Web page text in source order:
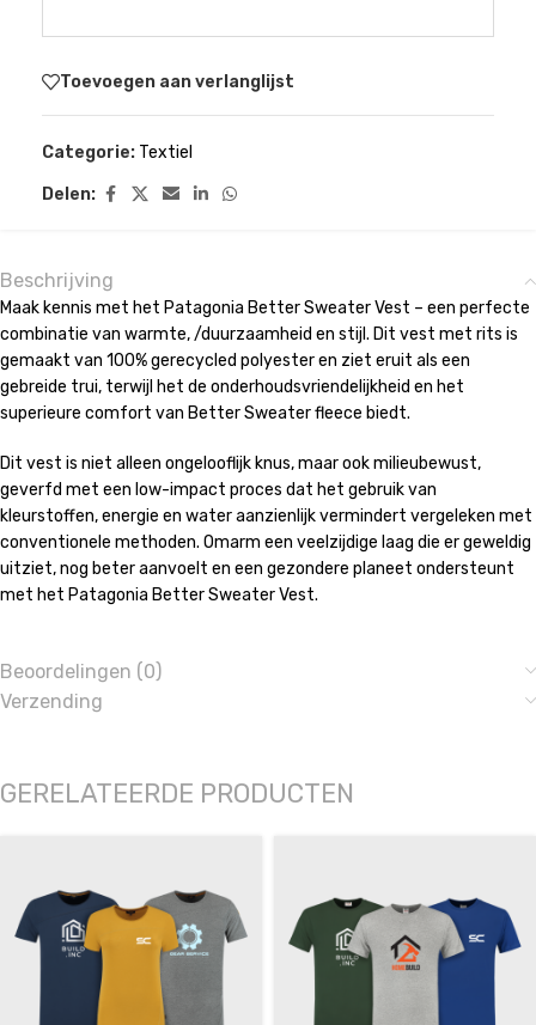
Toevoegen aan verlanglijst
Categorie: Textiel
Delen:
Beschrijving
Maak kennis met het Patagonia Better Sweater Vest – een perfecte
combinatie van warmte, /duurzaamheid en stijl. Dit vest met rits is
gemaakt van 100% gerecycled polyester en ziet eruit als een
gebreide trui, terwijl het de onderhoudsvriendelijkheid en het
superieure comfort van Better Sweater fleece biedt.
Dit vest is niet alleen ongelooflijk knus, maar ook milieubewust,
geverfd met een low-impact proces dat het gebruik van
kleurstoffen, energie en water aanzienlijk vermindert vergeleken met
conventionele methoden. Omarm een veelzijdige laag die er geweldig
uitziet, nog beter aanvoelt en een gezondere planeet ondersteunt
met het Patagonia Better Sweater Vest.
Beoordelingen (0)
Verzending
GERELATEERDE PRODUCTEN